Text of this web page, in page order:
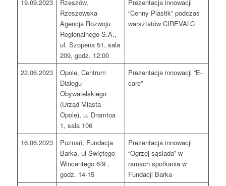
19.09.2023
Rzeszów,
Rzeszowska
Agencja Rozwoju
Regionalnego S.A.,
ul. Szopena 51, sala
209, godz. 12:00
Prezentacja innowacji
“Cenny Plastik” podczas
warsztatów CIREVALC
22.06.2023
Opole, Centrum
Dialogu
Obywatelskiego
(Urząd Miasta
Opole), u. Dramtoa
1, sala 106
Prezentacja innowacji “E-
care”
16.06.2023
Poznań, Fundacja
Barka, ul Świętego
Wincentego 6/9 ,
godz. 14-15
Prezentacja innowacji
“Ogrzej sąsiada” w
ramach spotkania w
Fundacji Barka